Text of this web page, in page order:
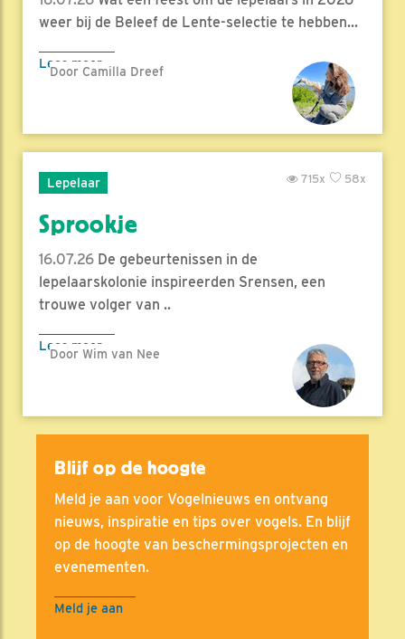
weer bij de Beleef de Lente-selectie te hebben...
Lees meer
Door Camilla Dreef
Lepelaar 58x
715x
Sprookje
16.07.26 De gebeurtenissen in de
lepelaarskolonie inspireerden Srensen, een
trouwe volger van ..
Lees meer
Door Wim van Nee
Blijf op de hoogte
Meld je aan voor Vogelnieuws en ontvang
nieuws, inspiratie en tips over vogels. En blijf
op de hoogte van beschermingsprojecten en
evenementen.
Meld je aan